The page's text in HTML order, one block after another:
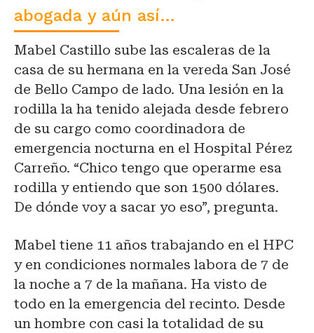
abogada y aún así…
Mabel Castillo sube las escaleras de la
casa de su hermana en la vereda San José
de Bello Campo de lado. Una lesión en la
rodilla la ha tenido alejada desde febrero
de su cargo como coordinadora de
emergencia nocturna en el Hospital Pérez
Carreño. “Chico tengo que operarme esa
rodilla y entiendo que son 1500 dólares.
De dónde voy a sacar yo eso”, pregunta.
Mabel tiene 11 años trabajando en el HPC
y en condiciones normales labora de 7 de
la noche a 7 de la mañana. Ha visto de
todo en la emergencia del recinto. Desde
un hombre con casi la totalidad de su